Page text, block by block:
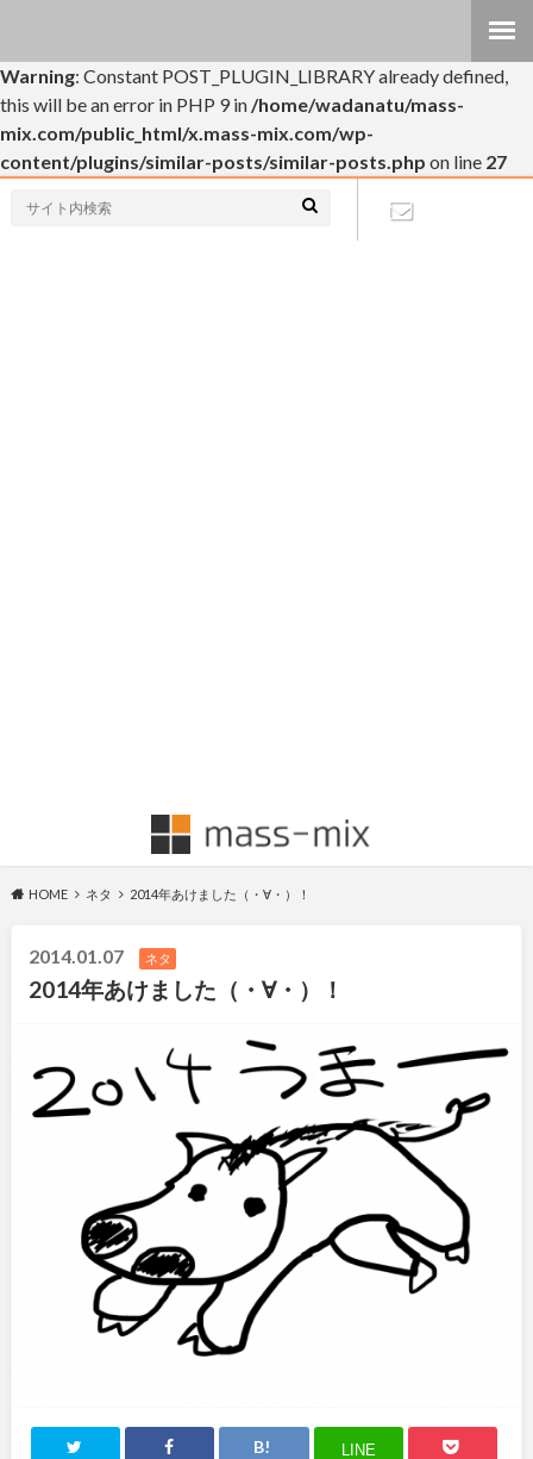
Warning: Constant POST_PLUGIN_LIBRARY already defined,
this will be an error in PHP 9 in/home/wadanatu/mass-
mix.com/public_html/x.mass-mix.com/wp-
content/plugins/similar-posts/similar-posts.php on line 27
HOME ネタ 2014年あけました（・∀・）！
2014.01.07 ネタ
2014年あけました（・∀・）！
LINE